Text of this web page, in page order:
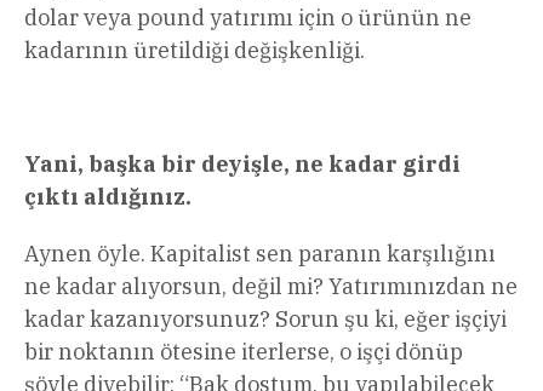
dolar veya pound yatırımı için o ürünün ne
kadarının üretildiği değişkenliği.
Yani, başka bir deyişle, ne kadar girdi
çıktı aldığınız.
Aynen öyle. Kapitalist sen paranın karşılığını
ne kadar alıyorsun, değil mi? Yatırımınızdan ne
kadar kazanıyorsunuz? Sorun şu ki, eğer işçiyi
bir noktanın ötesine iterlerse, o işçi dönüp
şöyle diyebilir: “Bak dostum, bu yapılabilecek